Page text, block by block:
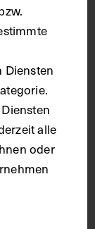
cm
Heliografie
Diensten
alle
oder